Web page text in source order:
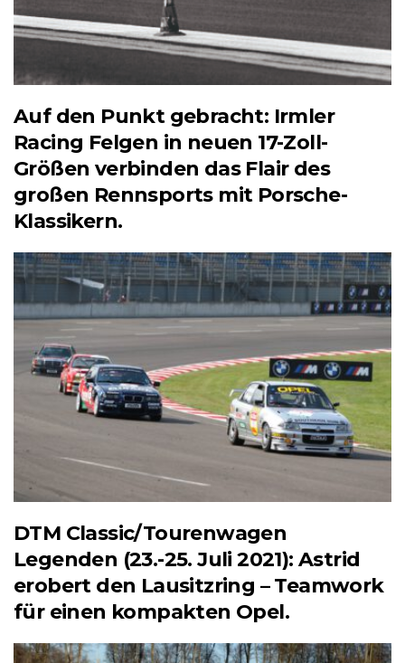
Auf den Punkt gebracht: Irmler
Racing Felgen in neuen 17-Zoll-
Größen verbinden das Flair des
großen Rennsports mit Porsche-
Klassikern.
DTM Classic/Tourenwagen
Legenden (23.-25. Juli 2021): Astrid
erobert den Lausitzring – Teamwork
für einen kompakten Opel.